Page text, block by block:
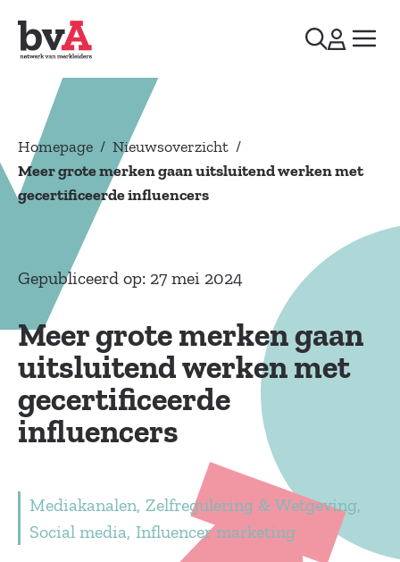
Homepage / Nieuwsoverzicht /
Meer grote merken gaan uitsluitend werken met
gecertificeerde influencers
Gepubliceerd op: 27 mei 2024
Meer grote merken gaan
uitsluitend werken met
gecertificeerde
influencers
Mediakanalen Zelfregulering & Wetgeving
Social media Influencer marketing